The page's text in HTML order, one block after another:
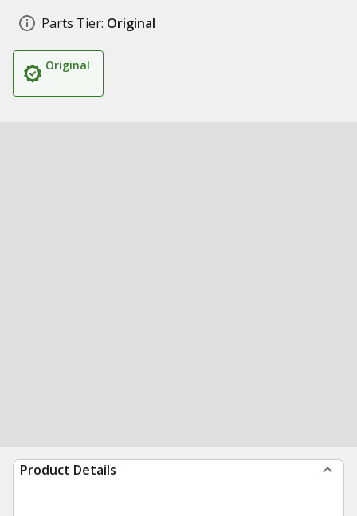
Parts Tier: Original
Original
Product Details